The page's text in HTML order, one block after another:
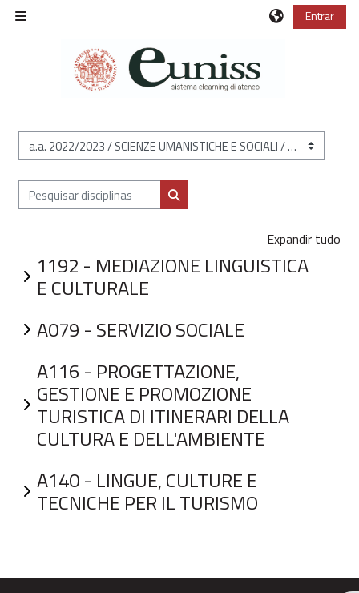
Ir para o conteúdo principal
Entrar
Categorias de disciplinas
Pesquisar disciplinas
Pesquisar disciplinas
Expandir tudo
1192 - MEDIAZIONE LINGUISTICA
E CULTURALE
A079 - SERVIZIO SOCIALE
A116 - PROGETTAZIONE,
GESTIONE E PROMOZIONE
TURISTICA DI ITINERARI DELLA
CULTURA E DELL'AMBIENTE
A140 - LINGUE, CULTURE E
TECNICHE PER IL TURISMO